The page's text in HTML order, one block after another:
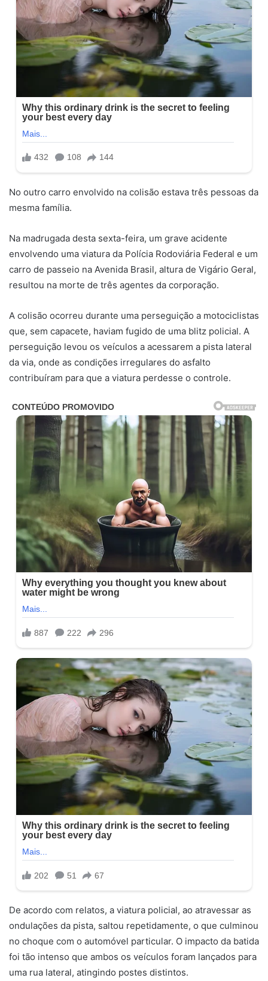
No outro carro envolvido na colisão estava três pessoas da
mesma família.
Na madrugada desta sexta-feira, um grave acidente
envolvendo uma viatura da Polícia Rodoviária Federal e um
carro de passeio na Avenida Brasil, altura de Vigário Geral,
resultou na morte de três agentes da corporação.
A colisão ocorreu durante uma perseguição a motociclistas
que, sem capacete, haviam fugido de uma blitz policial. A
perseguição levou os veículos a acessarem a pista lateral
da via, onde as condições irregulares do asfalto
contribuíram para que a viatura perdesse o controle.
De acordo com relatos, a viatura policial, ao atravessar as
ondulações da pista, saltou repetidamente, o que culminou
no choque com o automóvel particular. O impacto da batida
foi tão intenso que ambos os veículos foram lançados para
uma rua lateral, atingindo postes distintos.